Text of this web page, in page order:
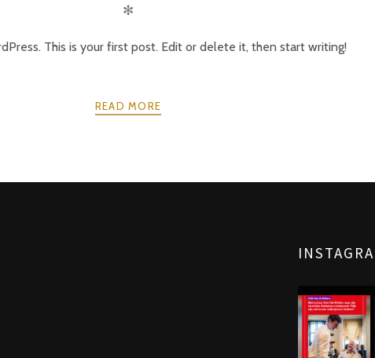
✻
This is your first post. Edit or delete it, then start writing!
READ MORE